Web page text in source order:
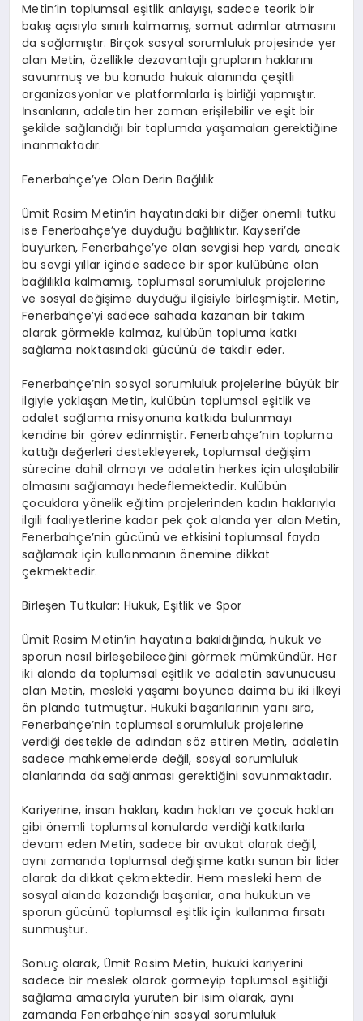
Metin’in toplumsal eşitlik anlayışı, sadece teorik bir
bakış açısıyla sınırlı kalmamış, somut adımlar atmasını
da sağlamıştır. Birçok sosyal sorumluluk projesinde yer
alan Metin, özellikle dezavantajlı grupların haklarını
savunmuş ve bu konuda hukuk alanında çeşitli
organizasyonlar ve platformlarla iş birliği yapmıştır.
İnsanların, adaletin her zaman erişilebilir ve eşit bir
şekilde sağlandığı bir toplumda yaşamaları gerektiğine
inanmaktadır.
Fenerbahçe’ye Olan Derin Bağlılık
Ümit Rasim Metin’in hayatındaki bir diğer önemli tutku
ise Fenerbahçe’ye duyduğu bağlılıktır. Kayseri’de
büyürken, Fenerbahçe’ye olan sevgisi hep vardı, ancak
bu sevgi yıllar içinde sadece bir spor kulübüne olan
bağlılıkla kalmamış, toplumsal sorumluluk projelerine
ve sosyal değişime duyduğu ilgisiyle birleşmiştir. Metin,
Fenerbahçe’yi sadece sahada kazanan bir takım
olarak görmekle kalmaz, kulübün topluma katkı
sağlama noktasındaki gücünü de takdir eder.
Fenerbahçe’nin sosyal sorumluluk projelerine büyük bir
ilgiyle yaklaşan Metin, kulübün toplumsal eşitlik ve
adalet sağlama misyonuna katkıda bulunmayı
kendine bir görev edinmiştir. Fenerbahçe’nin topluma
kattığı değerleri destekleyerek, toplumsal değişim
sürecine dahil olmayı ve adaletin herkes için ulaşılabilir
olmasını sağlamayı hedeflemektedir. Kulübün
çocuklara yönelik eğitim projelerinden kadın haklarıyla
ilgili faaliyetlerine kadar pek çok alanda yer alan Metin,
Fenerbahçe’nin gücünü ve etkisini toplumsal fayda
sağlamak için kullanmanın önemine dikkat
çekmektedir.
Birleşen Tutkular: Hukuk, Eşitlik ve Spor
Ümit Rasim Metin’in hayatına bakıldığında, hukuk ve
sporun nasıl birleşebileceğini görmek mümkündür. Her
iki alanda da toplumsal eşitlik ve adaletin savunucusu
olan Metin, mesleki yaşamı boyunca daima bu iki ilkeyi
ön planda tutmuştur. Hukuki başarılarının yanı sıra,
Fenerbahçe’nin toplumsal sorumluluk projelerine
verdiği destekle de adından söz ettiren Metin, adaletin
sadece mahkemelerde değil, sosyal sorumluluk
alanlarında da sağlanması gerektiğini savunmaktadır.
Kariyerine, insan hakları, kadın hakları ve çocuk hakları
gibi önemli toplumsal konularda verdiği katkılarla
devam eden Metin, sadece bir avukat olarak değil,
aynı zamanda toplumsal değişime katkı sunan bir lider
olarak da dikkat çekmektedir. Hem mesleki hem de
sosyal alanda kazandığı başarılar, ona hukukun ve
sporun gücünü toplumsal eşitlik için kullanma fırsatı
sunmuştur.
Sonuç olarak, Ümit Rasim Metin, hukuki kariyerini
sadece bir meslek olarak görmeyip toplumsal eşitliği
sağlama amacıyla yürüten bir isim olarak, aynı
zamanda Fenerbahçe’nin sosyal sorumluluk